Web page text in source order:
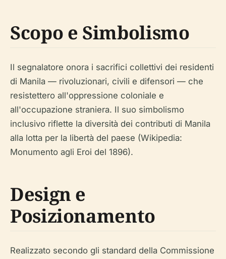
Scopo e Simbolismo
Il segnalatore onora i sacrifici collettivi dei residenti
di Manila — rivoluzionari, civili e difensori — che
resistettero all'oppressione coloniale e
all'occupazione straniera. Il suo simbolismo
inclusivo riflette la diversità dei contributi di Manila
alla lotta per la libertà del paese (Wikipedia:
Monumento agli Eroi del 1896).
Design e
Posizionamento
Realizzato secondo gli standard della Commissione